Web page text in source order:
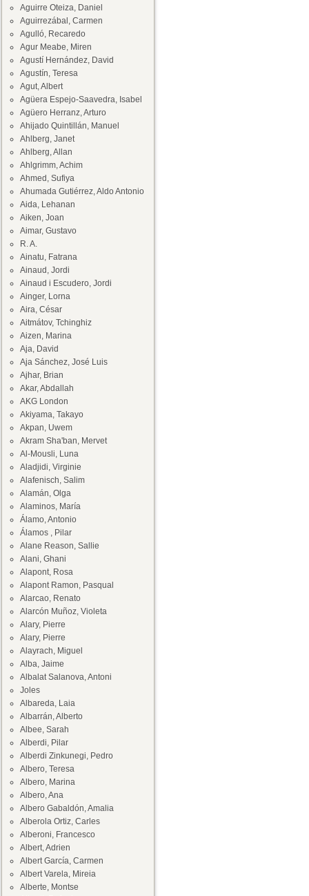
Aguirre Oteiza, Daniel
Aguirrezábal, Carmen
Agulló, Recaredo
Agur Meabe, Miren
Agustí Hernández, David
Agustín, Teresa
Agut, Albert
Agüera Espejo-Saavedra, Isabel
Agüero Herranz, Arturo
Ahijado Quintillán, Manuel
Ahlberg, Janet
Ahlberg, Allan
Ahlgrimm, Achim
Ahmed, Sufiya
Ahumada Gutiérrez, Aldo Antonio
Aida, Lehanan
Aiken, Joan
Aimar, Gustavo
R. A.
Ainatu, Fatrana
Ainaud, Jordi
Ainaud i Escudero, Jordi
Ainger, Lorna
Aira, César
Aitmátov, Tchinghiz
Aizen, Marina
Aja, David
Aja Sánchez, José Luis
Ajhar, Brian
Akar, Abdallah
AKG London
Akiyama, Takayo
Akpan, Uwem
Akram Sha'ban, Mervet
Al-Mousli, Luna
Aladjidi, Virginie
Alafenisch, Salim
Alamán, Olga
Alaminos, María
Álamo, Antonio
Álamos , Pilar
Alane Reason, Sallie
Alani, Ghani
Alapont, Rosa
Alapont Ramon, Pasqual
Alarcao, Renato
Alarcón Muñoz, Violeta
Alary, Pierre
Alary, Pierre
Alayrach, Miguel
Alba, Jaime
Albalat Salanova, Antoni
Joles
Albareda, Laia
Albarrán, Alberto
Albee, Sarah
Alberdi, Pilar
Alberdi Zinkunegi, Pedro
Albero, Teresa
Albero, Marina
Albero, Ana
Albero Gabaldón, Amalia
Alberola Ortiz, Carles
Alberoni, Francesco
Albert, Adrien
Albert García, Carmen
Albert Varela, Mireia
Alberte, Montse